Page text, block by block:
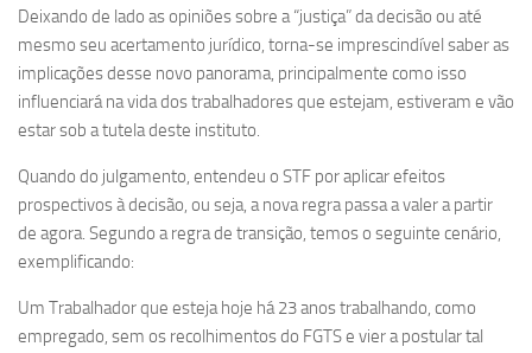
Deixando de lado as opiniões sobre a “justiça” da decisão ou até
mesmo seu acertamento jurídico, torna-se imprescindível saber as
implicações desse novo panorama, principalmente como isso
influenciará na vida dos trabalhadores que estejam, estiveram e vão
estar sob a tutela deste instituto.
Quando do julgamento, entendeu o STF por aplicar efeitos
prospectivos à decisão, ou seja, a nova regra passa a valer a partir
de agora. Segundo a regra de transição, temos o seguinte cenário,
exemplificando:
Um Trabalhador que esteja hoje há 23 anos trabalhando, como
empregado, sem os recolhimentos do FGTS e vier a postular tal